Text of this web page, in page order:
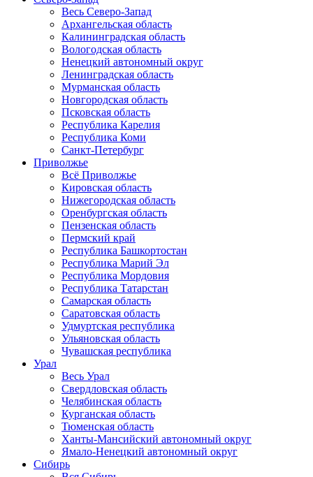
Весь Северо-Запад
Архангельская область
Калининградская область
Вологодская область
Ненецкий автономный округ
Ленинградская область
Мурманская область
Новгородская область
Псковская область
Республика Карелия
Республика Коми
Санкт-Петербург
Приволжье
Всё Приволжье
Кировская область
Нижегородская область
Оренбургская область
Пензенская область
Пермский край
Республика Башкортостан
Республика Марий Эл
Республика Мордовия
Республика Татарстан
Самарская область
Саратовская область
Удмуртская республика
Ульяновская область
Чувашская республика
Урал
Весь Урал
Свердловская область
Челябинская область
Курганская область
Тюменская область
Ханты-Мансийский автономный округ
Ямало-Ненецкий автономный округ
Сибирь